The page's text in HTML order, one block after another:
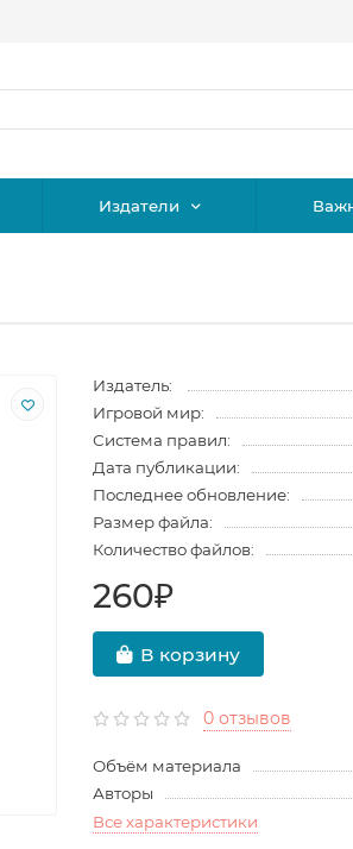
Издатели
Издатель:
Игровой мир:
Система правил:
Дата публикации:
Последнее обновление:
Размер файла:
Количество файлов:
260₽
В корзину
0 отзывов
Объём материала
Авторы
Все характеристики